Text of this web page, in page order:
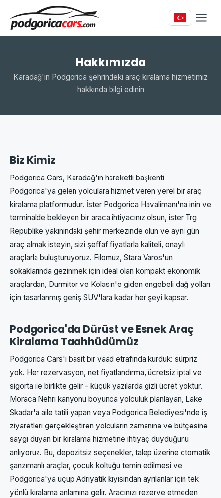
Hakkımızda
Karadağ'ın Podgorica şehrindeki araç kiralama hizmetimiz
hakkında bilgi edinin
Biz Kimiz
Podgorica Cars, Karadağ'ın hareketli başkenti
Podgorica'ya gelen yolculara hizmet veren yerel bir araç
kiralama platformudur. İster Podgorica Havalimanı'na inin ve
terminalde bekleyen bir araca ihtiyacınız olsun, ister Trg
Republike yakınındaki şehir merkezinde olun ve aynı gün
araç almak isteyin, sizi şeffaf fiyatlarla kaliteli, onaylı
araçlarla buluşturuyoruz. Filomuz, Stara Varos'un
sokaklarında gezinmek için ideal olan kompakt ekonomik
araçlardan, Durmitor ve Kolasin'e giden engebeli dağ yolları
için tasarlanmış geniş SUV'lara kadar her şeyi kapsar.
Podgorica'da Dürüst ve Esnek Araç
Kiralama Taahhüdümüz
Podgorica Cars'ı basit bir vaad etrafında kurduk: sürpriz
yok. Her rezervasyon, net fiyatlandırma, ücretsiz iptal ve
sigorta ile birlikte gelir - küçük yazılarda gizli ücret yoktur.
Moraca Nehri kanyonu boyunca yolculuk planlayan, Lake
Skadar'a aile tatili yapan veya Podgorica Belediyesi'nde iş
ziyaretleri gerçekleştiren yolcuların zamanına ve bütçesine
saygı duyan bir kiralama hizmetine ihtiyaç duyduğunu
anlıyoruz. Bu, depozitsiz seçenekler, talep üzerine otomatik
şanzımanlı araçlar, çocuk koltuğu temin edilmesi ve
Podgorica'ya uçup Adriyatik kıyısından ayrılanlar için tek
yönlü kiralama anlamına gelir. Aracınızı rezerve etmeden